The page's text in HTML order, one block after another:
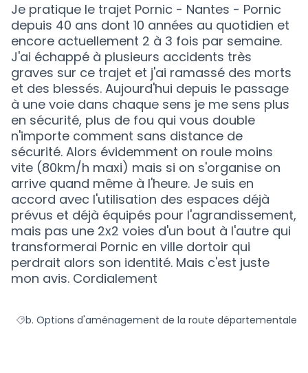
Je pratique le trajet Pornic - Nantes - Pornic
depuis 40 ans dont 10 années au quotidien et
encore actuellement 2 à 3 fois par semaine.
J'ai échappé à plusieurs accidents très
graves sur ce trajet et j'ai ramassé des morts
et des blessés. Aujourd'hui depuis le passage
à une voie dans chaque sens je me sens plus
en sécurité, plus de fou qui vous double
n'importe comment sans distance de
sécurité. Alors évidemment on roule moins
vite (80km/h maxi) mais si on s'organise on
arrive quand même à l'heure. Je suis en
accord avec l'utilisation des espaces déjà
prévus et déjà équipés pour l'agrandissement,
mais pas une 2x2 voies d'un bout à l'autre qui
transformerai Pornic en ville dortoir qui
perdrait alors son identité. Mais c'est juste
mon avis. Cordialement
Filtrer les résultats de la catégorie : b. Options
b. Options d'aménagement de la route départementale